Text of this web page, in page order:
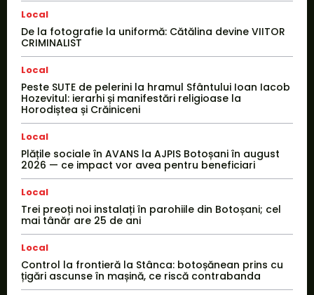
Local
De la fotografie la uniformă: Cătălina devine VIITOR
CRIMINALIST
Local
Peste SUTE de pelerini la hramul Sfântului Ioan Iacob
Hozevitul: ierarhi și manifestări religioase la
Horodiștea și Crăiniceni
Local
Plățile sociale în AVANS la AJPIS Botoșani în august
2026 — ce impact vor avea pentru beneficiari
Local
Trei preoți noi instalați în parohiile din Botoșani; cel
mai tânăr are 25 de ani
Local
Control la frontieră la Stânca: botoșănean prins cu
țigări ascunse în mașină, ce riscă contrabanda